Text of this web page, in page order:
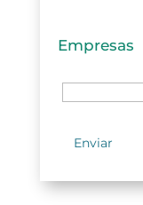
Empresas